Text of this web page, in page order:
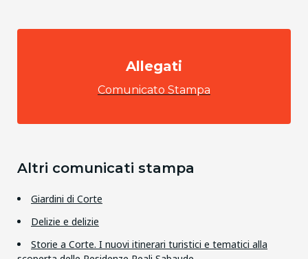
Allegati
Comunicato Stampa
Altri comunicati stampa
Giardini di Corte
Delizie e delizie
Storie a Corte. I nuovi itinerari turistici e tematici alla